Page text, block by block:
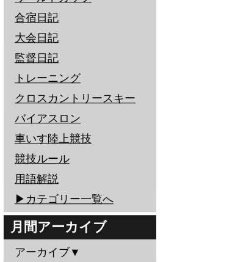
合宿日記
大会日記
監督日記
トレーニング
クロスカントリースキー
バイアスロン
車いす陸上競技
競技ルール
用語解説
▶︎カテゴリー一覧へ
月間アーカイブ
アーカイブ▼